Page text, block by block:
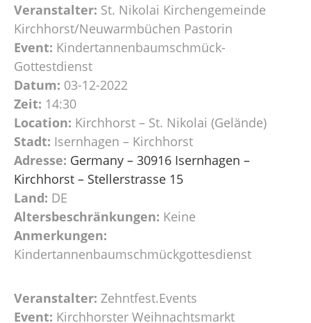
Veranstalter: St. Nikolai Kirchengemeinde
Kirchhorst/Neuwarmbüchen Pastorin
Event: Kindertannenbaumschmück-
Gottestdienst
Datum: 03-12-2022
Zeit: 14:30
Location: Kirchhorst – St. Nikolai (Gelände)
Stadt: Isernhagen – Kirchhorst
Adresse: Germany – 30916 Isernhagen –
Kirchhorst – Stellerstrasse 15
Land: DE
Altersbeschränkungen: Keine
Anmerkungen:
Kindertannenbaumschmückgottesdienst
Veranstalter: Zehntfest.Events
Event: Kirchhorster Weihnachtsmarkt